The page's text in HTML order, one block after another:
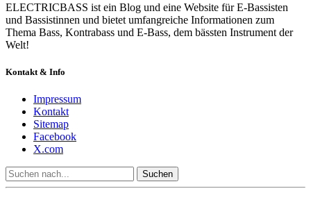
ELECTRICBASS ist ein Blog und eine Website für E-Bassisten
und Bassistinnen und bietet umfangreiche Informationen zum
Thema Bass, Kontrabass und E-Bass, dem bässten Instrument der
Welt!
Kontakt & Info
Impressum
Kontakt
Sitemap
Facebook
X.com